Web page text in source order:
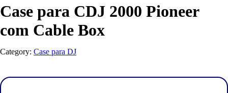
Case para CDJ 2000 Pioneer
com Cable Box
Category: Case para DJ